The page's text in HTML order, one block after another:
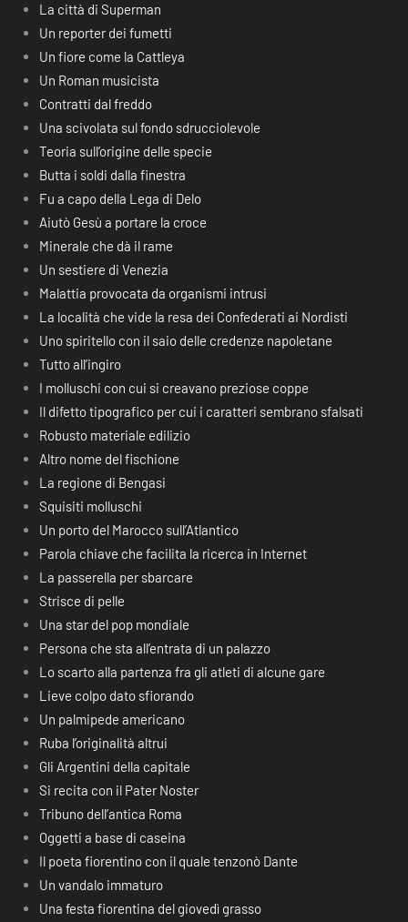
La città di Superman
Un reporter dei fumetti
Un fiore come la Cattleya
Un Roman musicista
Contratti dal freddo
Una scivolata sul fondo sdrucciolevole
Teoria sull’origine delle specie
Butta i soldi dalla finestra
Fu a capo della Lega di Delo
Aiutò Gesù a portare la croce
Minerale che dà il rame
Un sestiere di Venezia
Malattia provocata da organismi intrusi
La località che vide la resa dei Confederati ai Nordisti
Uno spiritello con il saio delle credenze napoletane
Tutto all’ingiro
I molluschi con cui si creavano preziose coppe
Il difetto tipografico per cui i caratteri sembrano sfalsati
Robusto materiale edilizio
Altro nome del fischione
La regione di Bengasi
Squisiti molluschi
Un porto del Marocco sull’Atlantico
Parola chiave che facilita la ricerca in Internet
La passerella per sbarcare
Strisce di pelle
Una star del pop mondiale
Persona che sta all’entrata di un palazzo
Lo scarto alla partenza fra gli atleti di alcune gare
Lieve colpo dato sfiorando
Un palmipede americano
Ruba l’originalità altrui
Gli Argentini della capitale
Si recita con il Pater Noster
Tribuno dell’antica Roma
Oggetti a base di caseina
Il poeta fiorentino con il quale tenzonò Dante
Un vandalo immaturo
Una festa fiorentina del giovedì grasso